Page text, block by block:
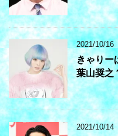
2021/10/16
きゃりー
葉山奨之
2021/10/14